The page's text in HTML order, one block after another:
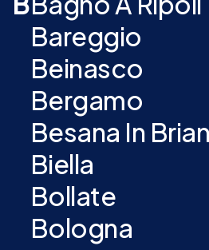
Bareggio
Beinasco
Bergamo
Besana In
Biella
Bollate
Bologna